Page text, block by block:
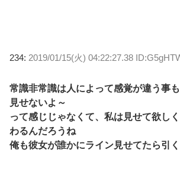
234: 2019/01/15(火) 04:22:27.38
常識非常識は人によって感覚が違う事
見せないよ～
って感じじゃなくて、私は見せて欲し
わるんだろうね
俺も彼女が誰かにライン見せてたら引く